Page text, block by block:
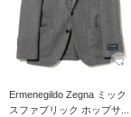
Ermenegildo Zegna ミック
スファブリック ホップサ...